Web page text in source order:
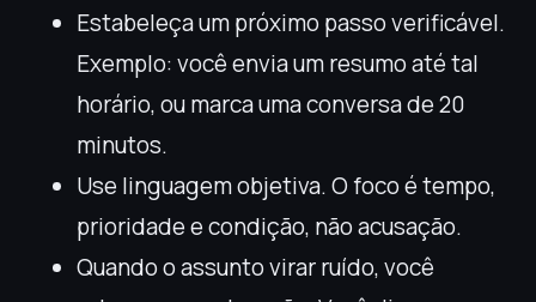
Estabeleça um próximo passo verificável.
Exemplo: você envia um resumo até tal
horário, ou marca uma conversa de 20
minutos.
Use linguagem objetiva. O foco é tempo,
prioridade e condição, não acusação.
Quando o assunto virar ruído, você